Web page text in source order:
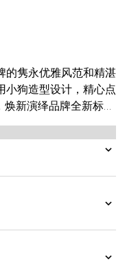
隽永优雅风范和精湛
小狗造型设计，精心点
新演绎品牌全新标志